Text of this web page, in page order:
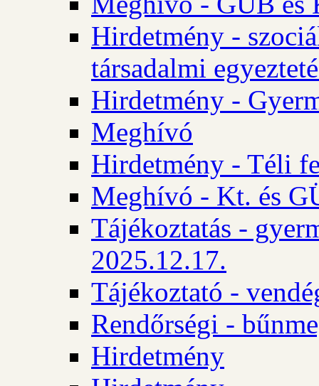
Hirdetmény -
társadalmi
Hirdetmény -
Meghívó
Hirdetmény - Téli
Meghívó - Kt. és
Tájékoztatás -
2025.12.17.
Tájékoztató -
Rendőrségi -
Hirdetmény